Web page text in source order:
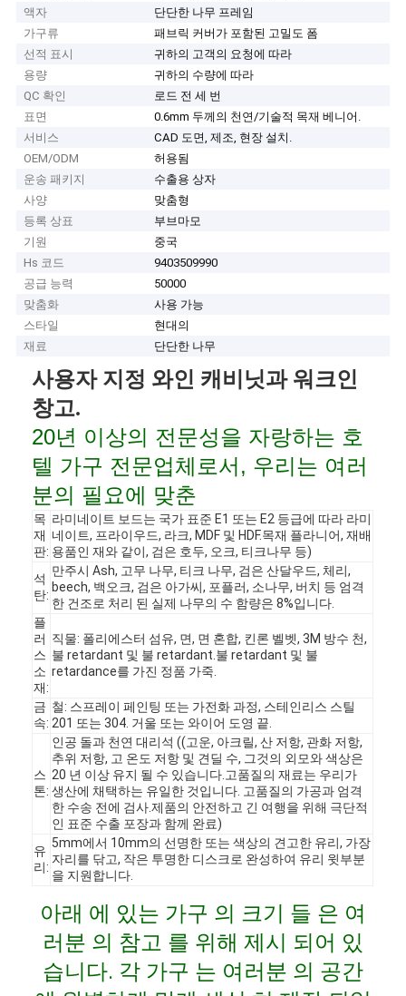
액자
단단한 나무 프레임
가구류
패브릭 커버가 포함된 고밀도 폼
선적 표시
귀하의 고객의 요청에 따라
용량
귀하의 수량에 따라
QC 확인
로드 전 세 번
표면
0.6mm 두께의 천연/기술적 목재 베니어.
서비스
CAD 도면, 제조, 현장 설치.
OEM/ODM
허용됨
운송 패키지
수출용 상자
사양
맞춤형
등록 상표
부브마모
기원
중국
Hs 코드
9403509990
공급 능력
50000
맞춤화
사용 가능
스타일
현대의
재료
단단한 나무
사용자 지정 와인 캐비닛과 워크인
창고.
20년 이상의 전문성을 자랑하는 호
텔 가구 전문업체로서, 우리는 여러
분의 필요에 맞춘
목
재
판:
라미네이트 보드는 국가 표준 E1 또는 E2 등급에 따라 라미
네이트, 프라이우드, 라크, MDF 및 HDF.목재 플라니어, 재배
용품인 재와 같이, 검은 호두, 오크, 티크나무 등)
석
탄:
만주시 Ash, 고무 나무, 티크 나무, 검은 산달우드, 체리,
beech, 백오크, 검은 아가씨, 포플러, 소나무, 버치 등 엄격
한 건조로 처리 된 실제 나무의 수 함량은 8%입니다.
플
러
스
소
재:
직물: 폴리에스터 섬유, 면, 면 혼합, 킨론 벨벳, 3M 방수 천,
불 retardant 및 불 retardant.불 retardant 및 불
retardance를 가진 정품 가죽.
금
속:
철: 스프레이 페인팅 또는 가전화 과정, 스테인리스 스틸
201 또는 304. 거울 또는 와이어 도영 끝.
스
톤:
인공 돌과 천연 대리석 ((고운, 아크릴, 산 저항, 관화 저항,
추위 저항, 고 온도 저항 및 견딜 수, 그것의 외모와 색상은
20 년 이상 유지 될 수 있습니다.고품질의 재료는 우리가
생산에 채택하는 유일한 것입니다. 고품질의 가공과 엄격
한 수송 전에 검사.제품의 안전하고 긴 여행을 위해 극단적
인 표준 수출 포장과 함께 완료)
유
리:
5mm에서 10mm의 선명한 또는 색상의 견고한 유리, 가장
자리를 닦고, 작은 투명한 디스크로 완성하여 유리 윗부분
을 지원합니다.
아래 에 있는 가구 의 크기 들 은 여
러분 의 참고 를 위해 제시 되어 있
습니다. 각 가구 는 여러분 의 공간